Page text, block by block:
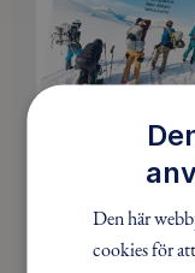
Annonsera i
SE
Den här
cookies för